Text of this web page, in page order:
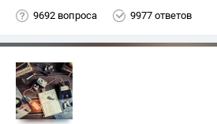
9692 вопроса 9977 ответов